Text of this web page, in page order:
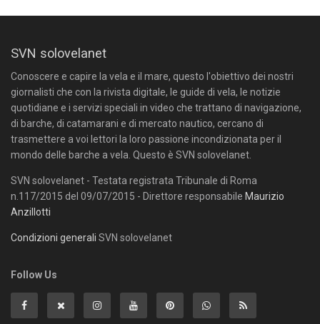
SVN solovelanet
Conoscere e capire la vela e il mare, questo l'obiettivo dei nostri
giornalisti che con la rivista digitale, le guide di vela, le notizie
quotidiane e i servizi speciali in video che trattano di navigazione,
di barche, di catamarani e di mercato nautico, cercano di
trasmettere a voi lettori la loro passione incondizionata per il
mondo delle barche a vela. Questo è SVN solovelanet.
SVN solovelanet - Testata registrata Tribunale di Roma
n.117/2015 del 09/07/2015 - Direttore responsabile Maurizio
Anzillotti
Condizioni generali SVN solovelanet
Follow Us